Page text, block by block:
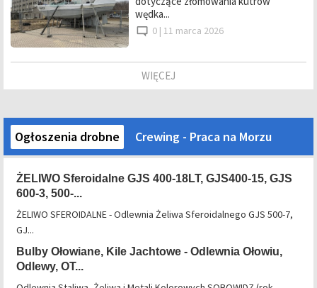
wędka...
0 | 11 marca 2026
WIĘCEJ
Ogłoszenia drobne Crewing - Praca na Morzu
ŻELIWO Sferoidalne GJS 400-18LT, GJS400-15, GJS
600-3, 500-...
ŻELIWO SFEROIDALNE - Odlewnia Żeliwa Sferoidalnego GJS 500-7,
GJ...
Bulby Ołowiane, Kile Jachtowe - Odlewnia Ołowiu,
Odlewy, OT...